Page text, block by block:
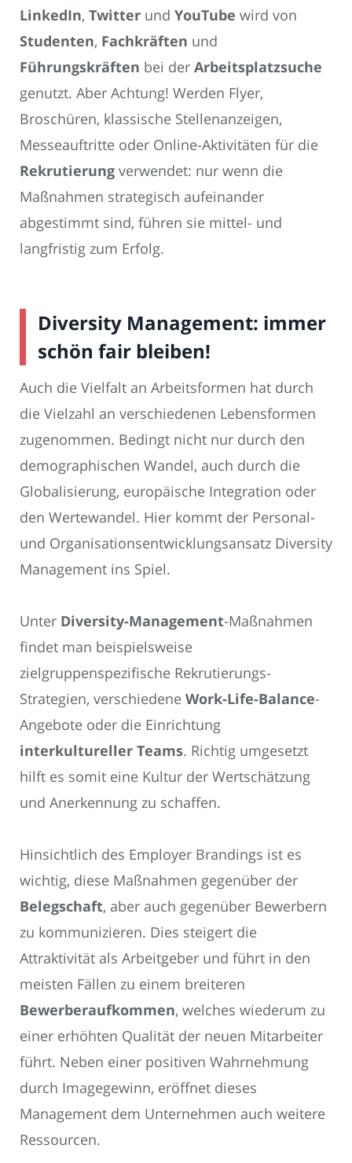
LinkedIn, Twitter und YouTube wird von
Studenten, Fachkräften und
Führungskräften bei der Arbeitsplatzsuche
genutzt. Aber Achtung! Werden Flyer,
Broschüren, klassische Stellenanzeigen,
Messeauftritte oder Online-Aktivitäten für die
Rekrutierung verwendet: nur wenn die
Maßnahmen strategisch aufeinander
abgestimmt sind, führen sie mittel- und
langfristig zum Erfolg.
Diversity Management: immer
schön fair bleiben!
Auch die Vielfalt an Arbeitsformen hat durch
die Vielzahl an verschiedenen Lebensformen
zugenommen. Bedingt nicht nur durch den
demographischen Wandel, auch durch die
Globalisierung, europäische Integration oder
den Wertewandel. Hier kommt der Personal-
und Organisationsentwicklungsansatz Diversity
Management ins Spiel.
Unter Diversity-Management-Maßnahmen
findet man beispielsweise
zielgruppenspezifische Rekrutierungs-
Strategien, verschiedene Work-Life-Balance-
Angebote oder die Einrichtung
interkultureller Teams. Richtig umgesetzt
hilft es somit eine Kultur der Wertschätzung
und Anerkennung zu schaffen.
Hinsichtlich des Employer Brandings ist es
wichtig, diese Maßnahmen gegenüber der
Belegschaft, aber auch gegenüber Bewerbern
zu kommunizieren. Dies steigert die
Attraktivität als Arbeitgeber und führt in den
meisten Fällen zu einem breiteren
Bewerberaufkommen, welches wiederum zu
einer erhöhten Qualität der neuen Mitarbeiter
führt. Neben einer positiven Wahrnehmung
durch Imagegewinn, eröffnet dieses
Management dem Unternehmen auch weitere
Ressourcen.